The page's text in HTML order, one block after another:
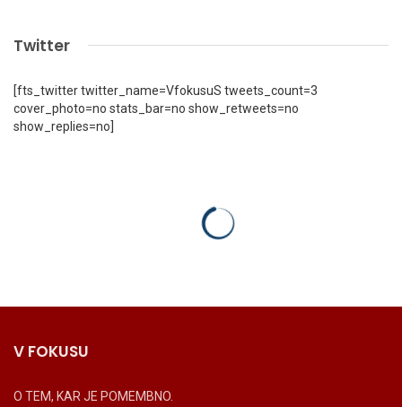
Twitter
[fts_twitter twitter_name=VfokusuS tweets_count=3
cover_photo=no stats_bar=no show_retweets=no
show_replies=no]
V FOKUSU
O TEM, KAR JE POMEMBNO.